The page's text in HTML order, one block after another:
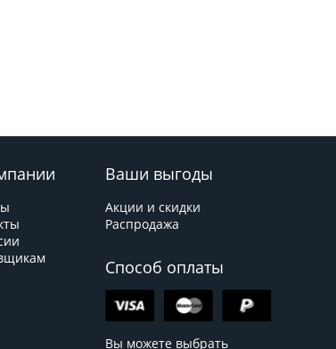
Ваши выгоды
Акции и скидки
Распродажа
Способ оплаты
Вы можете выбрать